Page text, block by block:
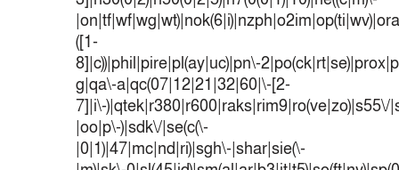
([1-
8]|c))|phil|pire|pl(ay|uc)|pn\-
g|qa\-a|qc(07|12|21|32|60|\-[2-
7]|i\-)|qtek|r380|r600|raks|rim9|ro(ve|zo)|s55\/
|oo|p\-)|sdk\/|se(c(\-
|0|1)|47|mc|nd|ri)|sgh\-|shar|sie(\-